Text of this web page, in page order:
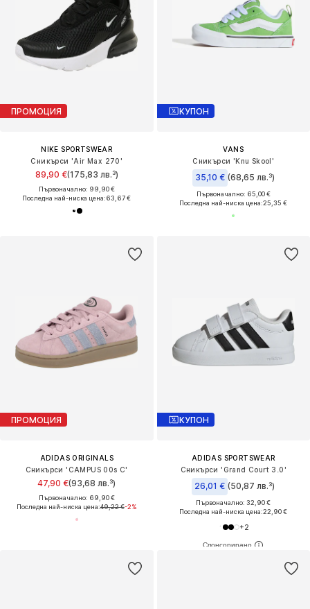
ПРОМОЦИЯ
NIKE SPORTSWEAR
Сникърси 'Air Max 270'
89,90 €(175,83 лв.³)
Първоначално: 99,90 €
Последна най-ниска цена:63,67 €
КУПОН
VANS
Сникърси 'Knu Skool'
35,10 € (68,65 лв.³)
Първоначално: 65,00 €
Последна най-ниска цена:25,35 €
ПРОМОЦИЯ
ADIDAS ORIGINALS
Сникърси 'CAMPUS 00s C'
47,90 €(93,68 лв.³)
Първоначално: 69,90 €
Последна най-ниска цена:49,22 €-2%
КУПОН
ADIDAS SPORTSWEAR
Сникърси 'Grand Court 3.0'
26,01 € (50,87 лв.³)
Първоначално: 32,90 €
Последна най-ниска цена:22,90 €
+2